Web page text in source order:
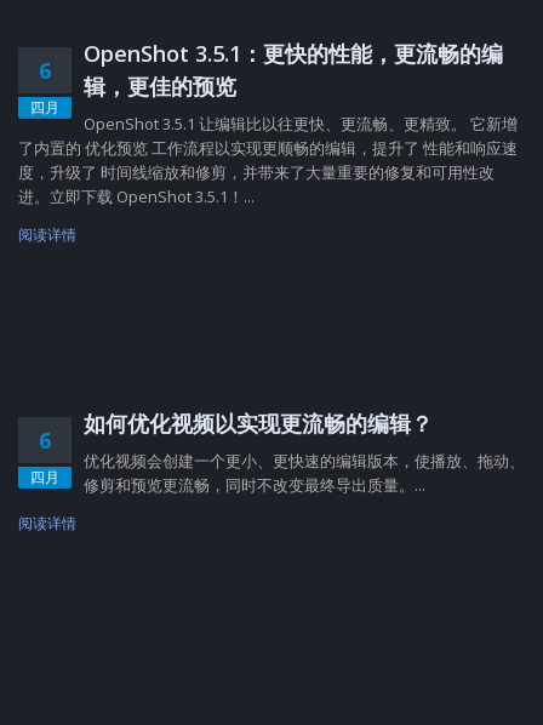
6
四月
OpenShot 3.5.1：更快的性能，更流畅的编
辑，更佳的预览
OpenShot 3.5.1 让编辑比以往更快、更流畅、更精致。 它新增
了内置的 优化预览 工作流程以实现更顺畅的编辑，提升了 性能和响应速
度，升级了 时间线缩放和修剪，并带来了大量重要的修复和可用性改
进。立即下载 OpenShot 3.5.1！...
阅读详情
6
四月
如何优化视频以实现更流畅的编辑？
优化视频会创建一个更小、更快速的编辑版本，使播放、拖动、
修剪和预览更流畅，同时不改变最终导出质量。...
阅读详情